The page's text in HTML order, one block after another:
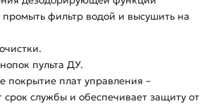
фильтр водой и высушить на
пульта ДУ.
покрытие плат управления –
срок службы и обеспечивает защиту от